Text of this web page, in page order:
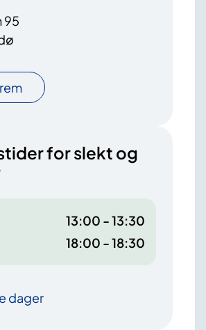
95
for slekt og
13:00 - 13:30
18:00 - 18:30
dager